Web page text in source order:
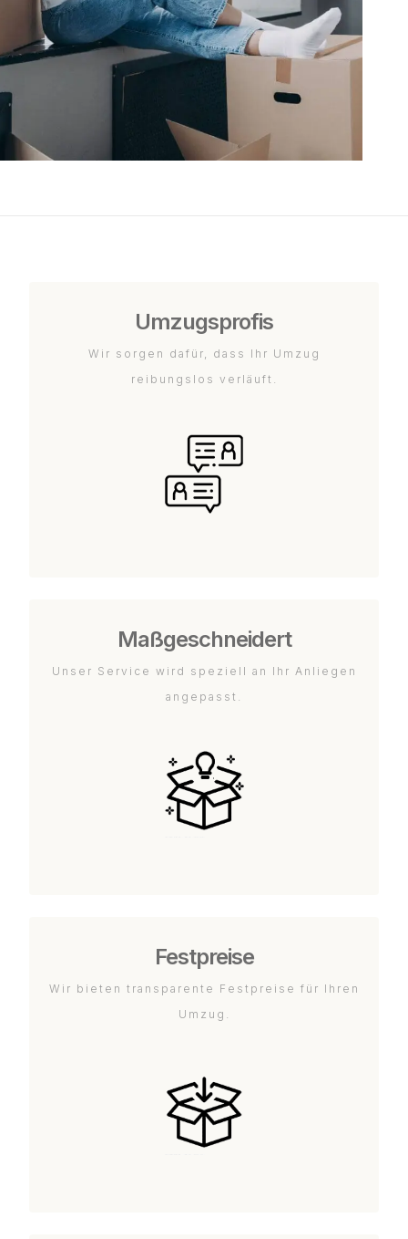
Umzugsprofis
Wir sorgen dafür, dass Ihr Umzug
reibungslos verläuft.
Maßgeschneidert
Unser Service wird speziell an Ihr Anliegen
angepasst.
Festpreise
Wir bieten transparente Festpreise für Ihren
Umzug.